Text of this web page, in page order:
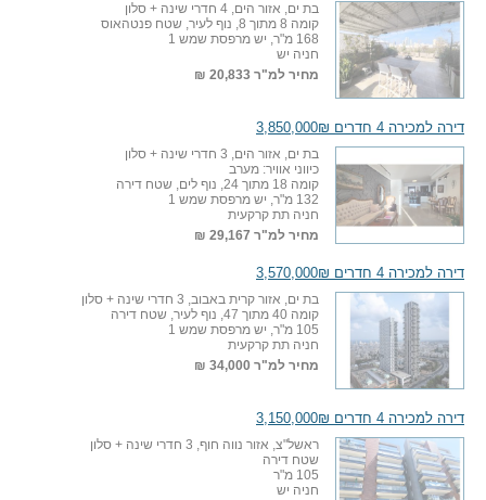
בת ים, אזור הים, 4 חדרי שינה + סלון
קומה 8 מתוך 8, נוף לעיר, שטח פנטהאוס
168 מ"ר, יש מרפסת שמש 1
חניה יש
מחיר למ"ר 20,833 ₪
דירה למכירה 4 חדרים 3,850,000₪
בת ים, אזור הים, 3 חדרי שינה + סלון
כיווני אוויר: מערב
קומה 18 מתוך 24, נוף לים, שטח דירה
132 מ"ר, יש מרפסת שמש 1
חניה תת קרקעית
מחיר למ"ר 29,167 ₪
דירה למכירה 4 חדרים 3,570,000₪
בת ים, אזור קרית באבוב, 3 חדרי שינה + סלון
קומה 40 מתוך 47, נוף לעיר, שטח דירה
105 מ"ר, יש מרפסת שמש 1
חניה תת קרקעית
מחיר למ"ר 34,000 ₪
דירה למכירה 4 חדרים 3,150,000₪
ראשל"צ, אזור נווה חוף, 3 חדרי שינה + סלון
שטח דירה
105 מ"ר
חניה יש